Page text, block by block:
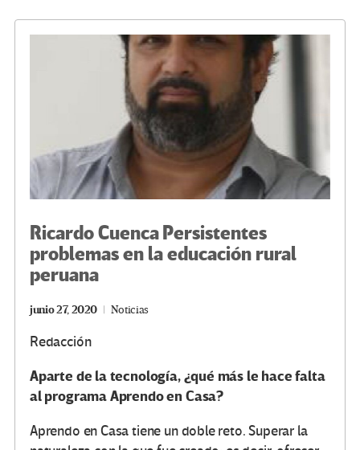
o
m n
ar
tir
Ricardo Cuenca Persistentes
problemas en la educación rural
peruana
junio 27, 2020 Noticias
Redacción
Aparte de la tecnología, ¿qué más le hace falta
al programa Aprendo en Casa?
Aprendo en Casa tiene un doble reto. Superar la